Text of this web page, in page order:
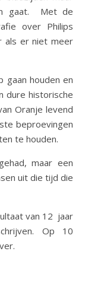
gaat. Met de
over Philips
als er niet meer
gaan houden en
dure historische
Oranje levend
beproevingen
te houden.
maar een
uit die tijd die
van 12 jaar
Op 10